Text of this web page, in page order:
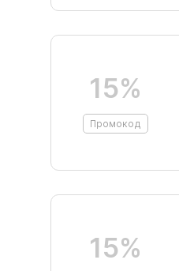
15%
Промокод
15%